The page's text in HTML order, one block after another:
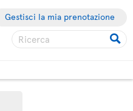
Gestisci la mia prenotazione